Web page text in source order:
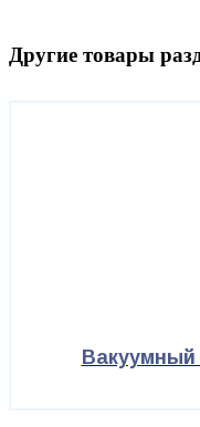
Другие товары
Вакуумный